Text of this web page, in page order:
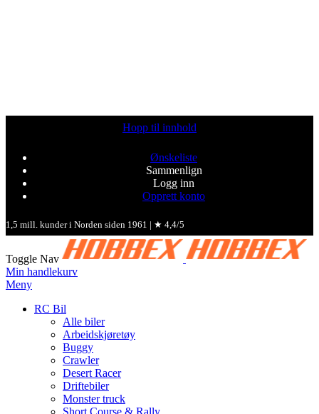
Hopp til innhold
Ønskeliste
Sammenlign
Logg inn
Opprett konto
1,5 mill. kunder i Norden siden 1961 | ★ 4,4/5
Toggle Nav
Min handlekurv
Meny
RC Bil
Alle biler
Arbeidskjøretøy
Buggy
Crawler
Desert Racer
Driftebiler
Monster truck
Short Course & Rally